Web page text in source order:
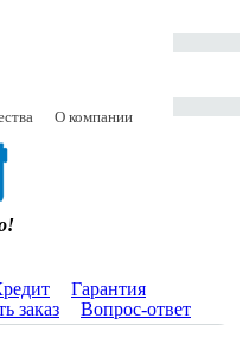
О компании
Гарантия
заказ Вопрос-ответ